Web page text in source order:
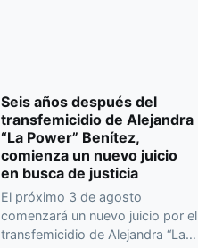
Seis años después del
transfemicidio de Alejandra
“La Power” Benítez,
comienza un nuevo juicio
en busca de justicia
El próximo 3 de agosto
comenzará un nuevo juicio por el
transfemicidio de Alejandra “La…